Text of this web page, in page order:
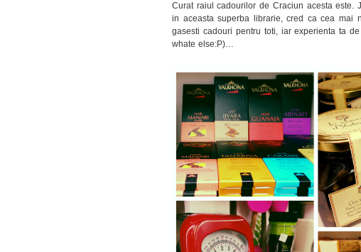
Curat raiul cadourilor de Craciun acesta este.
in aceasta superba librarie, cred ca cea mai
gasesti cadouri pentru toti, iar experienta ta
whate else:P)…